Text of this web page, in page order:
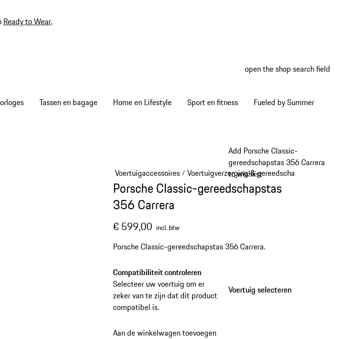
Ready to Wear,
open the shop search field
Tassen en bagage Home en Lifestyle Sport en fitness Fueled by Summer
Add Porsche Classic-
gereedschapstas 356 Carrera
to wishlist
Voertuigaccessoires/ Voertuigverzorging & gereedschap
Porsche Classic-gereedschapstas
356 Carrera
€ 599,00 incl. btw
Porsche Classic-gereedschapstas 356 Carrera.
Compatibiliteit controleren
Selecteer uw voertuig om er
zeker van te zijn dat dit product
compatibel is.
Voertuig selecteren
Voertuig selecteren
Aan de winkelwagen toevoegen